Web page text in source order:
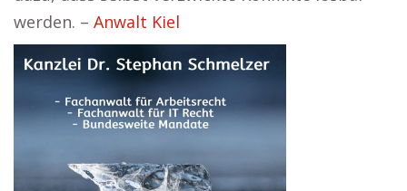
werden. – Anwalt Kiel